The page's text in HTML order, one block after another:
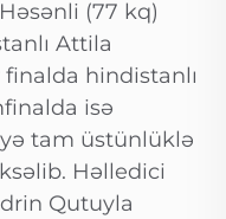
(77 kq)
Attila
finalda hindistanlı
isə
tam üstünlüklə
Həlledici
Qutuyla